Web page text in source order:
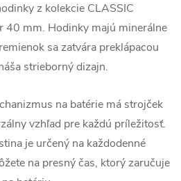
z kolekcie CLASSIC
40 mm. Hodinky majú minerálne
sa zatvára preklápacou
strieborný dizajn.
na batérie má strojček
vzhľad pre každú príležitosť.
je určený na každodenné
na presný čas, ktorý zaručuje